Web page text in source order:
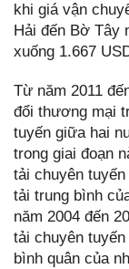
khi giá vận
Hải đến Bờ Tây
xuống 1.667
Từ năm 2011
đổi thương mại
tuyến giữa hai
trong giai đoạn
tải chuyên
tải trung bình
năm 2004 đến
tải chuyên
bình quân của